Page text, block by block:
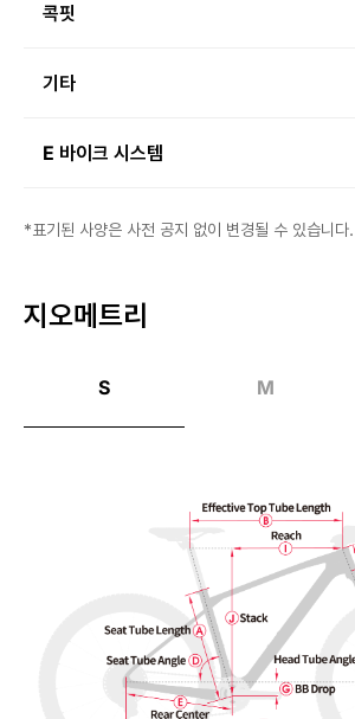
콕핏
기타
E 바이크 시스템
*표기된 사양은 사전 공지 없이 변경될 수 있습니다.
지오메트리
S M